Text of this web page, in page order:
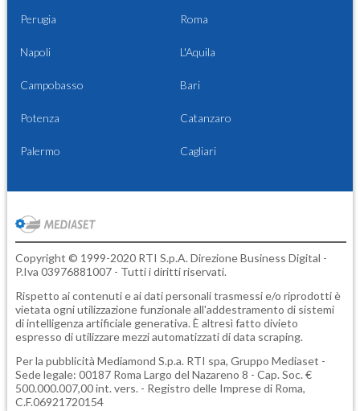
Perugia Roma
Napoli L'Aquila
Campobasso Bari
Potenza Catanzaro
Palermo Cagliari
Copyright © 1999-2020 RTI S.p.A. Direzione Business Digital -
P.Iva 03976881007 - Tutti i diritti riservati.
Rispetto ai contenuti e ai dati personali trasmessi e/o riprodotti è
vietata ogni utilizzazione funzionale all'addestramento di sistemi
di intelligenza artificiale generativa. È altresì fatto divieto
espresso di utilizzare mezzi automatizzati di data scraping.
Per la pubblicità Mediamond S.p.a. RTI spa, Gruppo Mediaset -
Sede legale: 00187 Roma Largo del Nazareno 8 - Cap. Soc. €
500.000.007,00 int. vers. - Registro delle Imprese di Roma,
C.F.06921720154